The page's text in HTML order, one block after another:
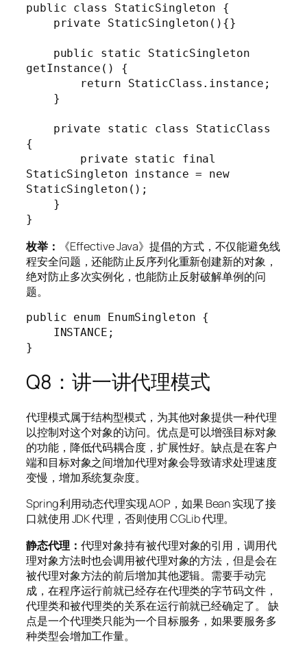
public class StaticSingleton {
getInstance() {
{
StaticSingleton instance = new
StaticSingleton();
}
枚举：
《Effective Java》提倡的方式，不仅能避免线
程安全问题，还能防止反序列化重新创建新的对象，
绝对防止多次实例化，也能防止反射破解单例的问
题。
public enum EnumSingleton {
}
Q8：讲一讲代理模式
代理模式属于结构型模式，为其他对象提供一种代理
以控制对这个对象的访问。优点是可以增强目标对象
的功能，降低代码耦合度，扩展性好。缺点是在客户
端和目标对象之间增加代理对象会导致请求处理速度
变慢，增加系统复杂度。
Spring 利用动态代理实现 AOP，如果 Bean 实现了接
口就使用 JDK 代理，否则使用 CGLib 代理。
静态代理： 代理对象持有被代理对象的引用，调用代
理对象方法时也会调用被代理对象的方法，但是会在
被代理对象方法的前后增加其他逻辑。需要手动完
成，在程序运行前就已经存在代理类的字节码文件，
代理类和被代理类的关系在运行前就已经确定了。 缺
点是一个代理类只能为一个目标服务，如果要服务多
种类型会增加工作量。